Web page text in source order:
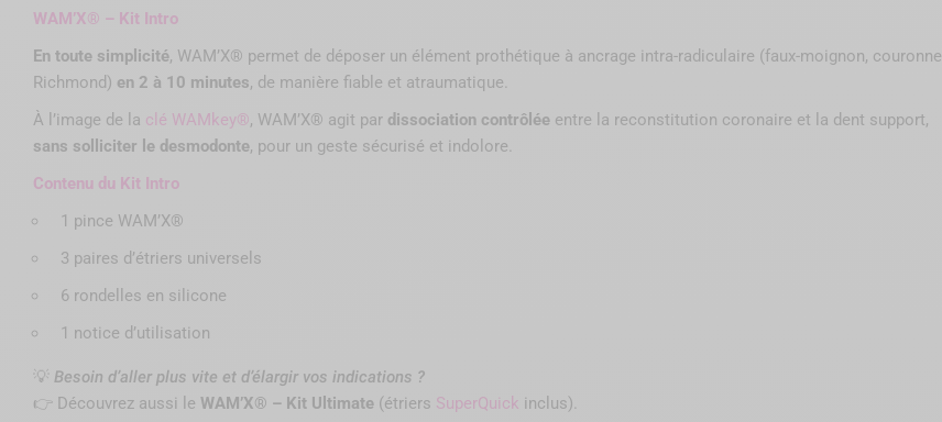
WAM’X® – Kit Intro
En toute simplicité, WAM’X® permet de déposer un élément prothétique à ancrage intra-radiculaire (faux-moignon, couronne
Richmond) en 2 à 10 minutes, de manière fiable et atraumatique.
À l’image de la clé WAMkey®, WAM’X® agit par dissociation contrôlée entre la reconstitution coronaire et la dent support,
sans solliciter le desmodonte, pour un geste sécurisé et indolore.
Contenu du Kit Intro
1 pince WAM’X®
3 paires d’étriers universels
6 rondelles en silicone
1 notice d’utilisation
💡 Besoin d’aller plus vite et d’élargir vos indications ?
👉 Découvrez aussi le WAM’X® – Kit Ultimate (étriers SuperQuick inclus).